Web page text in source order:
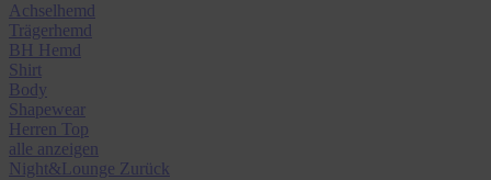
Achselhemd
Trägerhemd
BH Hemd
Shirt
Body
Shapewear
Herren Top
alle anzeigen
Night&Lounge Zurück